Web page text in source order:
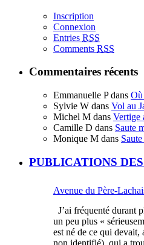
Inscription
Connexion
Entries RSS
Comments RSS
Commentaires récents
Emmanuelle Pdans Où
Sylvie W dans Vol au
Michel M dans Vertige
Camille D dans Saute
Monique M dans
PUBLICATIONS
Avenue du Père-
J’ai fréquenté durant
un peu plus «
est né de ce qui
non identifié), qui a